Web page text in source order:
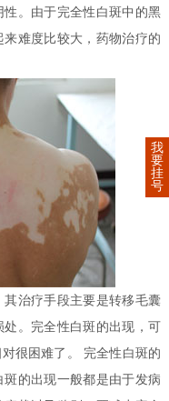
。由于完全性白斑中的黑
难度比较大，药物治疗的
治疗手段主要是转移毛囊
。完全性白斑的出现，可
很困难了。 完全性白斑的
的出现一般都是由于发病
我
要
挂
号